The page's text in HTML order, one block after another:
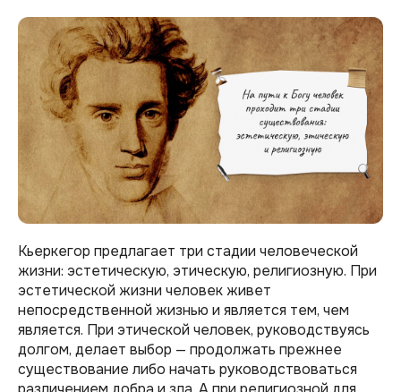
Кьеркегор предлагает три стадии человеческой
жизни: эстетическую, этическую, религиозную. При
эстетической жизни человек живет
непосредственной жизнью и является тем, чем
является. При этической человек, руководствуясь
долгом, делает выбор — продолжать прежнее
существование либо начать руководствоваться